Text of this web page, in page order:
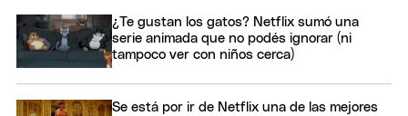
¿Te gustan los gatos? Netflix sumó una
serie animada que no podés ignorar (ni
tampoco ver con niños cerca)
Se está por ir de Netflix una de las mejores